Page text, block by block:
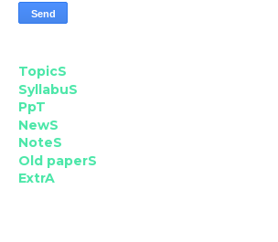
TopicS
SyllabuS
PpT
NewS
NoteS
Old paperS
ExtrA